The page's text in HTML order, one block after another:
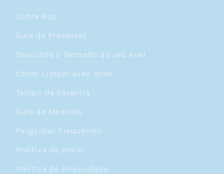
Sobre Nós
Guia de Presentes
Descubra o Tamanho do seu Anel
Como Limpar suas Joias
Tempo de Garantia
Guia de Medidas
Perguntas Frequentes
Política de Envio
Política de Privacidade